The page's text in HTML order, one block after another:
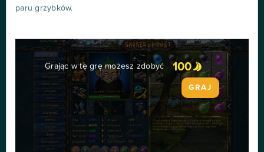
paru grzybków.
Grając w tę grę możesz zdobyć 100
GRAJ